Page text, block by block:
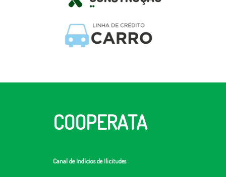
COOPERATA
Canal de Indícios de Ilicitudes